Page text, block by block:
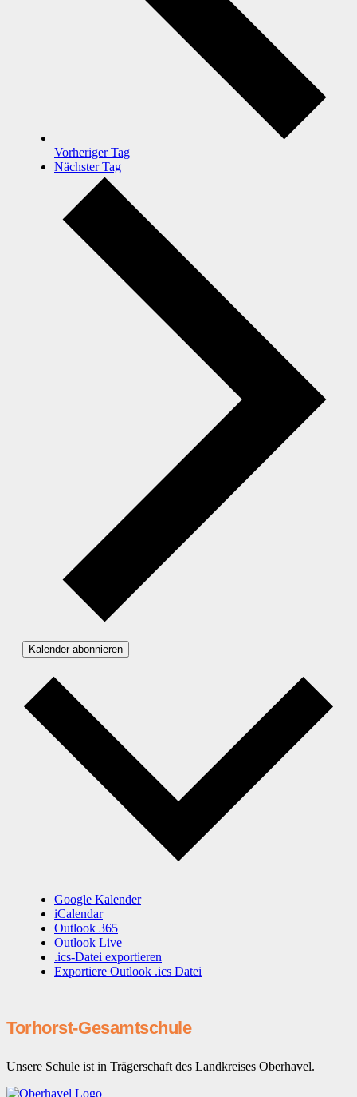
Vorheriger Tag
Nächster Tag
Kalender abonnieren
Google Kalender
iCalendar
Outlook 365
Outlook Live
.ics-Datei exportieren
Exportiere Outlook .ics Datei
Torhorst-Gesamtschule
Unsere Schule ist in Trägerschaft des Landkreises Oberhavel.